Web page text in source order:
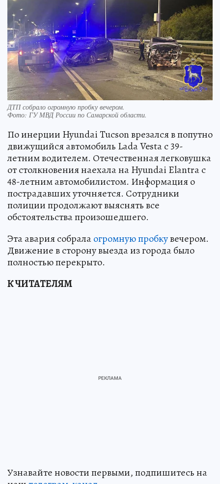
ДТП собрало огромную пробку вечером.
Фото: ГУ МВД России по Самарской области.
По инерции Hyundai Tucson врезался в попутно
движущийся автомобиль Lada Vestа с 39-
летним водителем. Отечественная легковушка
от столкновения наехала на Hyundai Elantra с
48-летним автомобилистом. Информация о
пострадавших уточняется. Сотрудники
полиции продолжают выяснять все
обстоятельства произошедшего.
Эта авария собралаогромную пробкувечером.
Движение в сторону выезда из города было
полностью перекрыто.
К ЧИТАТЕЛЯМ
Узнавайте новости первыми, подпишитесь на